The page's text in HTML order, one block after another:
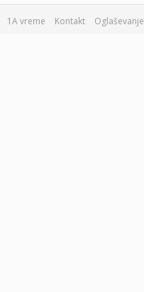
1A vreme Kontakt Oglaševanje